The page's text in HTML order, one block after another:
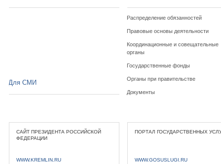
Распределение обязанностей
Правовые основы деятельности
Координационные и совещательные
органы
Государственные фонды
Органы при правительстве
Документы
Для СМИ
САЙТ ПРЕЗИДЕНТА РОССИЙСКОЙ
ФЕДЕРАЦИИ
WWW.KREMLIN.RU
ПОРТАЛ ГОСУДАРСТВЕННЫХ
WWW.GOSUSLUGI.RU